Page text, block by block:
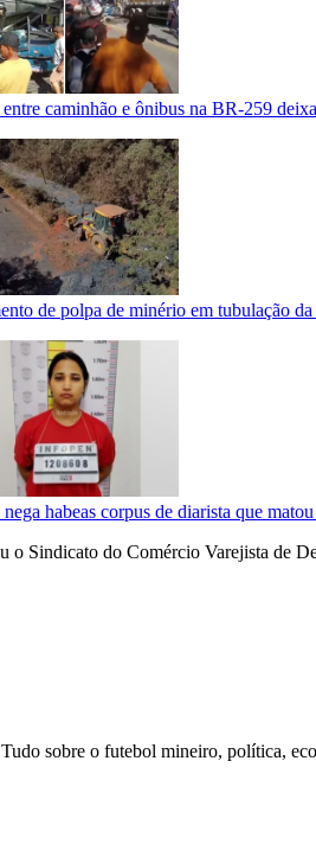
caminhão e ônibus na BR-259
de polpa de minério em tubulação
nega habeas corpus de diarista que
o Sindicato do Comércio Varejista de
sobre o futebol mineiro, política,